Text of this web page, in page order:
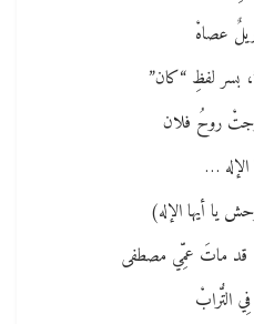
عصاهْ
بسر لفظِ “كان”
روحُ فلان
الإله …
يا أيها الإله)
قد ماتَ عمِّي مصطفى
التُّرابْ